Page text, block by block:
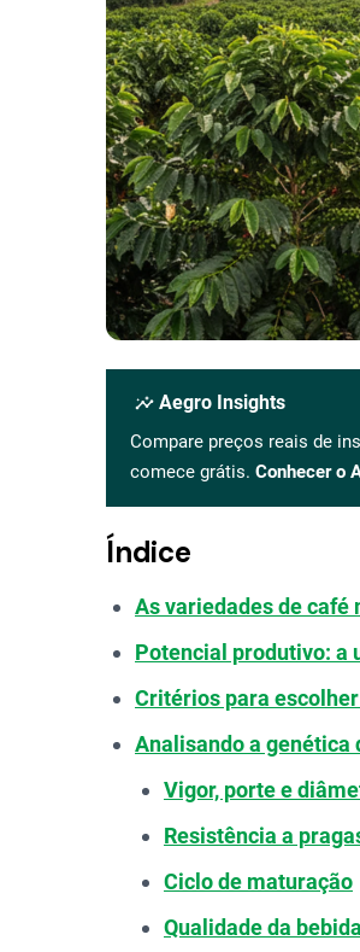
insights Aegro Insights
Compare preços reais de
comece grátis. Conhecer o
Índice
As variedades de café
Potencial produtivo: a
Critérios para
Analisando a genética
Vigor, porte e
Resistência a
Ciclo de maturação
Qualidade da bebida